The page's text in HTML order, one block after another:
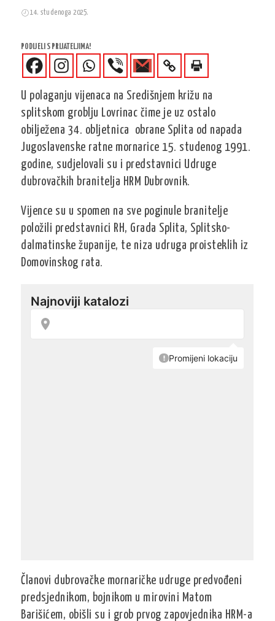
14. studenoga 2025.
PODIJELI S PRIJATELJIMA!
U polaganju vijenaca na Središnjem križu na
splitskom groblju Lovrinac čime je uz ostalo
obilježena 34. obljetnica obrane Splita od napada
Jugoslavenske ratne mornarice 15. studenog 1991.
godine, sudjelovali su i predstavnici Udruge
dubrovačkih branitelja HRM Dubrovnik.
Vijence su u spomen na sve poginule branitelje
položili predstavnici RH, Grada Splita, Splitsko-
dalmatinske županije, te niza udruga proisteklih iz
Domovinskog rata.
Članovi dubrovačke mornaričke udruge predvođeni
predsjednikom, bojnikom u mirovini Matom
Barišićem, obišli su i grob prvog zapovjednika HRM-a